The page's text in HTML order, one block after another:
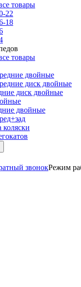
товары
22
18
товары
двойные
диск двойные
диск двойные
двойные
коляски
звонокРежим